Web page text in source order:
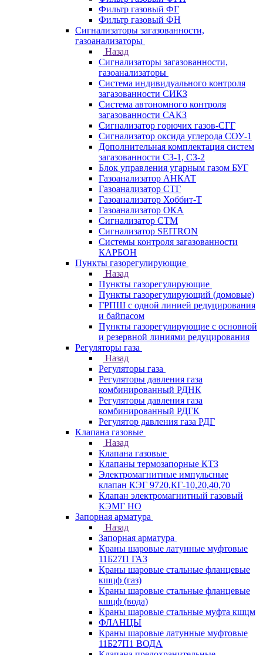
Фильтр газовый ФГ
Фильтр газовый ФН
Сигнализаторы загазованности,
газоанализаторы
Назад
Сигнализаторы загазованности,
газоанализаторы
Система индивидуального контроля
загазованности СИКЗ
Система автономного контроля
загазованности САКЗ
Сигнализатор горючих газов-СГГ
Сигнализатор оксида углерода СОУ-1
Дополнительная комплектация систем
загазованности СЗ-1, СЗ-2
Блок управления угарным газом БУГ
Газоанализатор АНКАТ
Газоанализатор СТГ
Газоанализатор Хоббит-Т
Газоанализатор ОКА
Сигнализатор СТМ
Сигнализатор SEITRON
Системы контроля загазованности
КАРБОН
Пункты газорегулирующие
Назад
Пункты газорегулирующие
Пункты газорегулирующий (домовые)
ГРПШ с одной линией редуцирования
и байпасом
Пункты газорегулирующие с основной
и резервной линиями редуцирования
Регуляторы газа
Назад
Регуляторы газа
Регуляторы давления газа
комбинированный РДНК
Регуляторы давления газа
комбинированный РДГК
Регулятор давления газа РДГ
Клапана газовые
Назад
Клапана газовые
Клапаны термозапорные КТЗ
Электромагнитные импульсные
клапан КЭГ 9720,КГ-10,20,40,70
Клапан электромагнитный газовый
КЭМГ НО
Запорная арматура
Назад
Запорная арматура
Краны шаровые латунные муфтовые
11Б27П ГАЗ
Краны шаровые стальные фланцевые
кшцф (газ)
Краны шаровые стальные фланцевые
кшцф (вода)
Краны шаровые стальные муфта кшцм
ФЛАНЦЫ
Краны шаровые латунные муфтовые
11Б27П1 ВОДА